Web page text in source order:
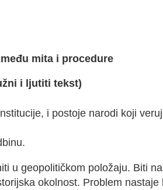
mita i procedure
i ljutiti tekst)
i postoje narodi koji
u geopolitičkom položaju. Biti
okolnost. Problem nastaje